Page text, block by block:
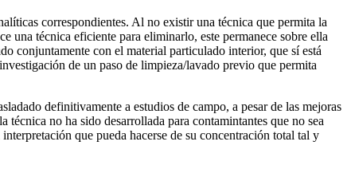
correspondientes. Al no existir una técnica que permita la
una técnica eficiente para eliminarlo, este permanece sobre ella
conjuntamente con el material particulado interior, que sí está
de un paso de limpieza/lavado previo que permita
definitivamente a estudios de campo, a pesar de las mejoras
no ha sido desarrollada para contamintantes que no sea
que pueda hacerse de su concentración total tal y